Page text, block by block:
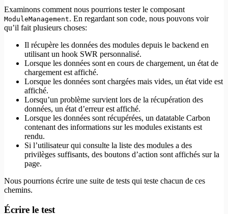
Examinons comment nous pourrions tester le composant
ModuleManagement. En regardant son code, nous pouvons voir
qu’il fait plusieurs choses:
Il récupère les données des modules depuis le backend en
utilisant un hook SWR personnalisé.
Lorsque les données sont en cours de chargement, un état de
chargement est affiché.
Lorsque les données sont chargées mais vides, un état vide est
affiché.
Lorsqu’un problème survient lors de la récupération des
données, un état d’erreur est affiché.
Lorsque les données sont récupérées, un datatable Carbon
contenant des informations sur les modules existants est
rendu.
Si l’utilisateur qui consulte la liste des modules a des
privilèges suffisants, des boutons d’action sont affichés sur la
page.
Nous pourrions écrire une suite de tests qui teste chacun de ces
chemins.
Écrire le test